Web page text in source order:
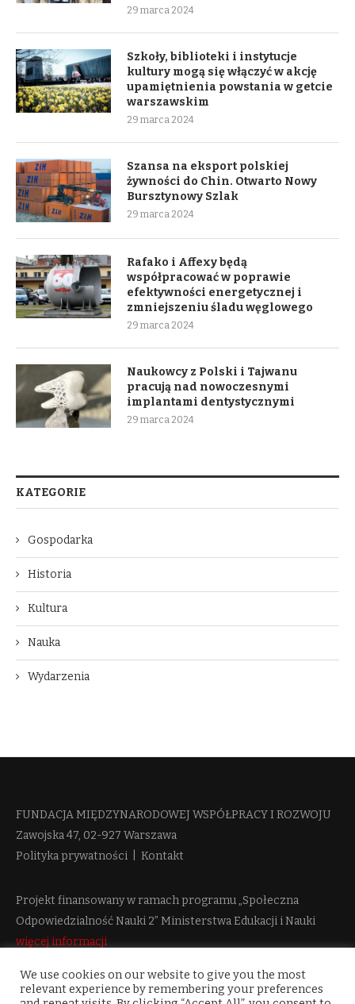
29 marca 2024
Szkoły, biblioteki i instytucje
kultury mogą się włączyć w akcję
upamiętnienia powstania w getcie
warszawskim
29 marca 2024
Szansa na eksport polskiej
żywności do Chin. Otwarto Nowy
Bursztynowy Szlak
29 marca 2024
Rafako i Affexy będą
współpracować w poprawie
efektywności energetycznej i
zmniejszeniu śladu węglowego
29 marca 2024
Naukowcy z Polski i Tajwanu
pracują nad nowoczesnymi
implantami dentystycznymi
29 marca 2024
KATEGORIE
Gospodarka
Historia
Kultura
Nauka
Wydarzenia
FUNDACJA MIĘDZYNARODOWEJ WSPÓŁPRACY I ROZWOJU​
Zawojska 47, 02-927 Warszawa
Polityka prywatności
Kontakt
Projekt finansowany w ramach programu „Społeczna
Odpowiedzialność Nauki 2” Ministerstwa Edukacji i Nauki
więcej informacji
We use cookies on our website to give you the most
relevant experience by remembering your preferences